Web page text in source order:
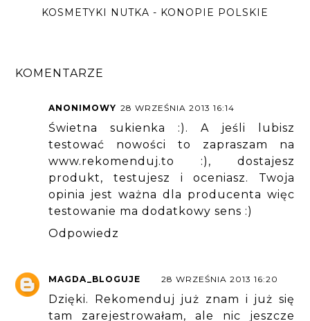
KOSMETYKI NUTKA - KONOPIE POLSKIE
KOMENTARZE
ANONIMOWY 28 WRZEŚNIA 2013 16:14
Świetna sukienka :). A jeśli lubisz
testować nowości to zapraszam na
www.rekomenduj.to :), dostajesz
produkt, testujesz i oceniasz. Twoja
opinia jest ważna dla producenta więc
testowanie ma dodatkowy sens :)
Odpowiedz
MAGDA_BLOGUJE 28 WRZEŚNIA 2013 16:20
Dzięki. Rekomenduj już znam i już się
tam zarejestrowałam, ale nic jeszcze